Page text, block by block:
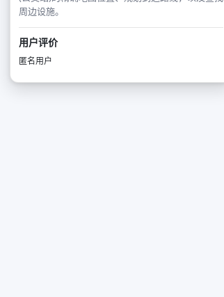
周边设施。
用户评价
匿名用户